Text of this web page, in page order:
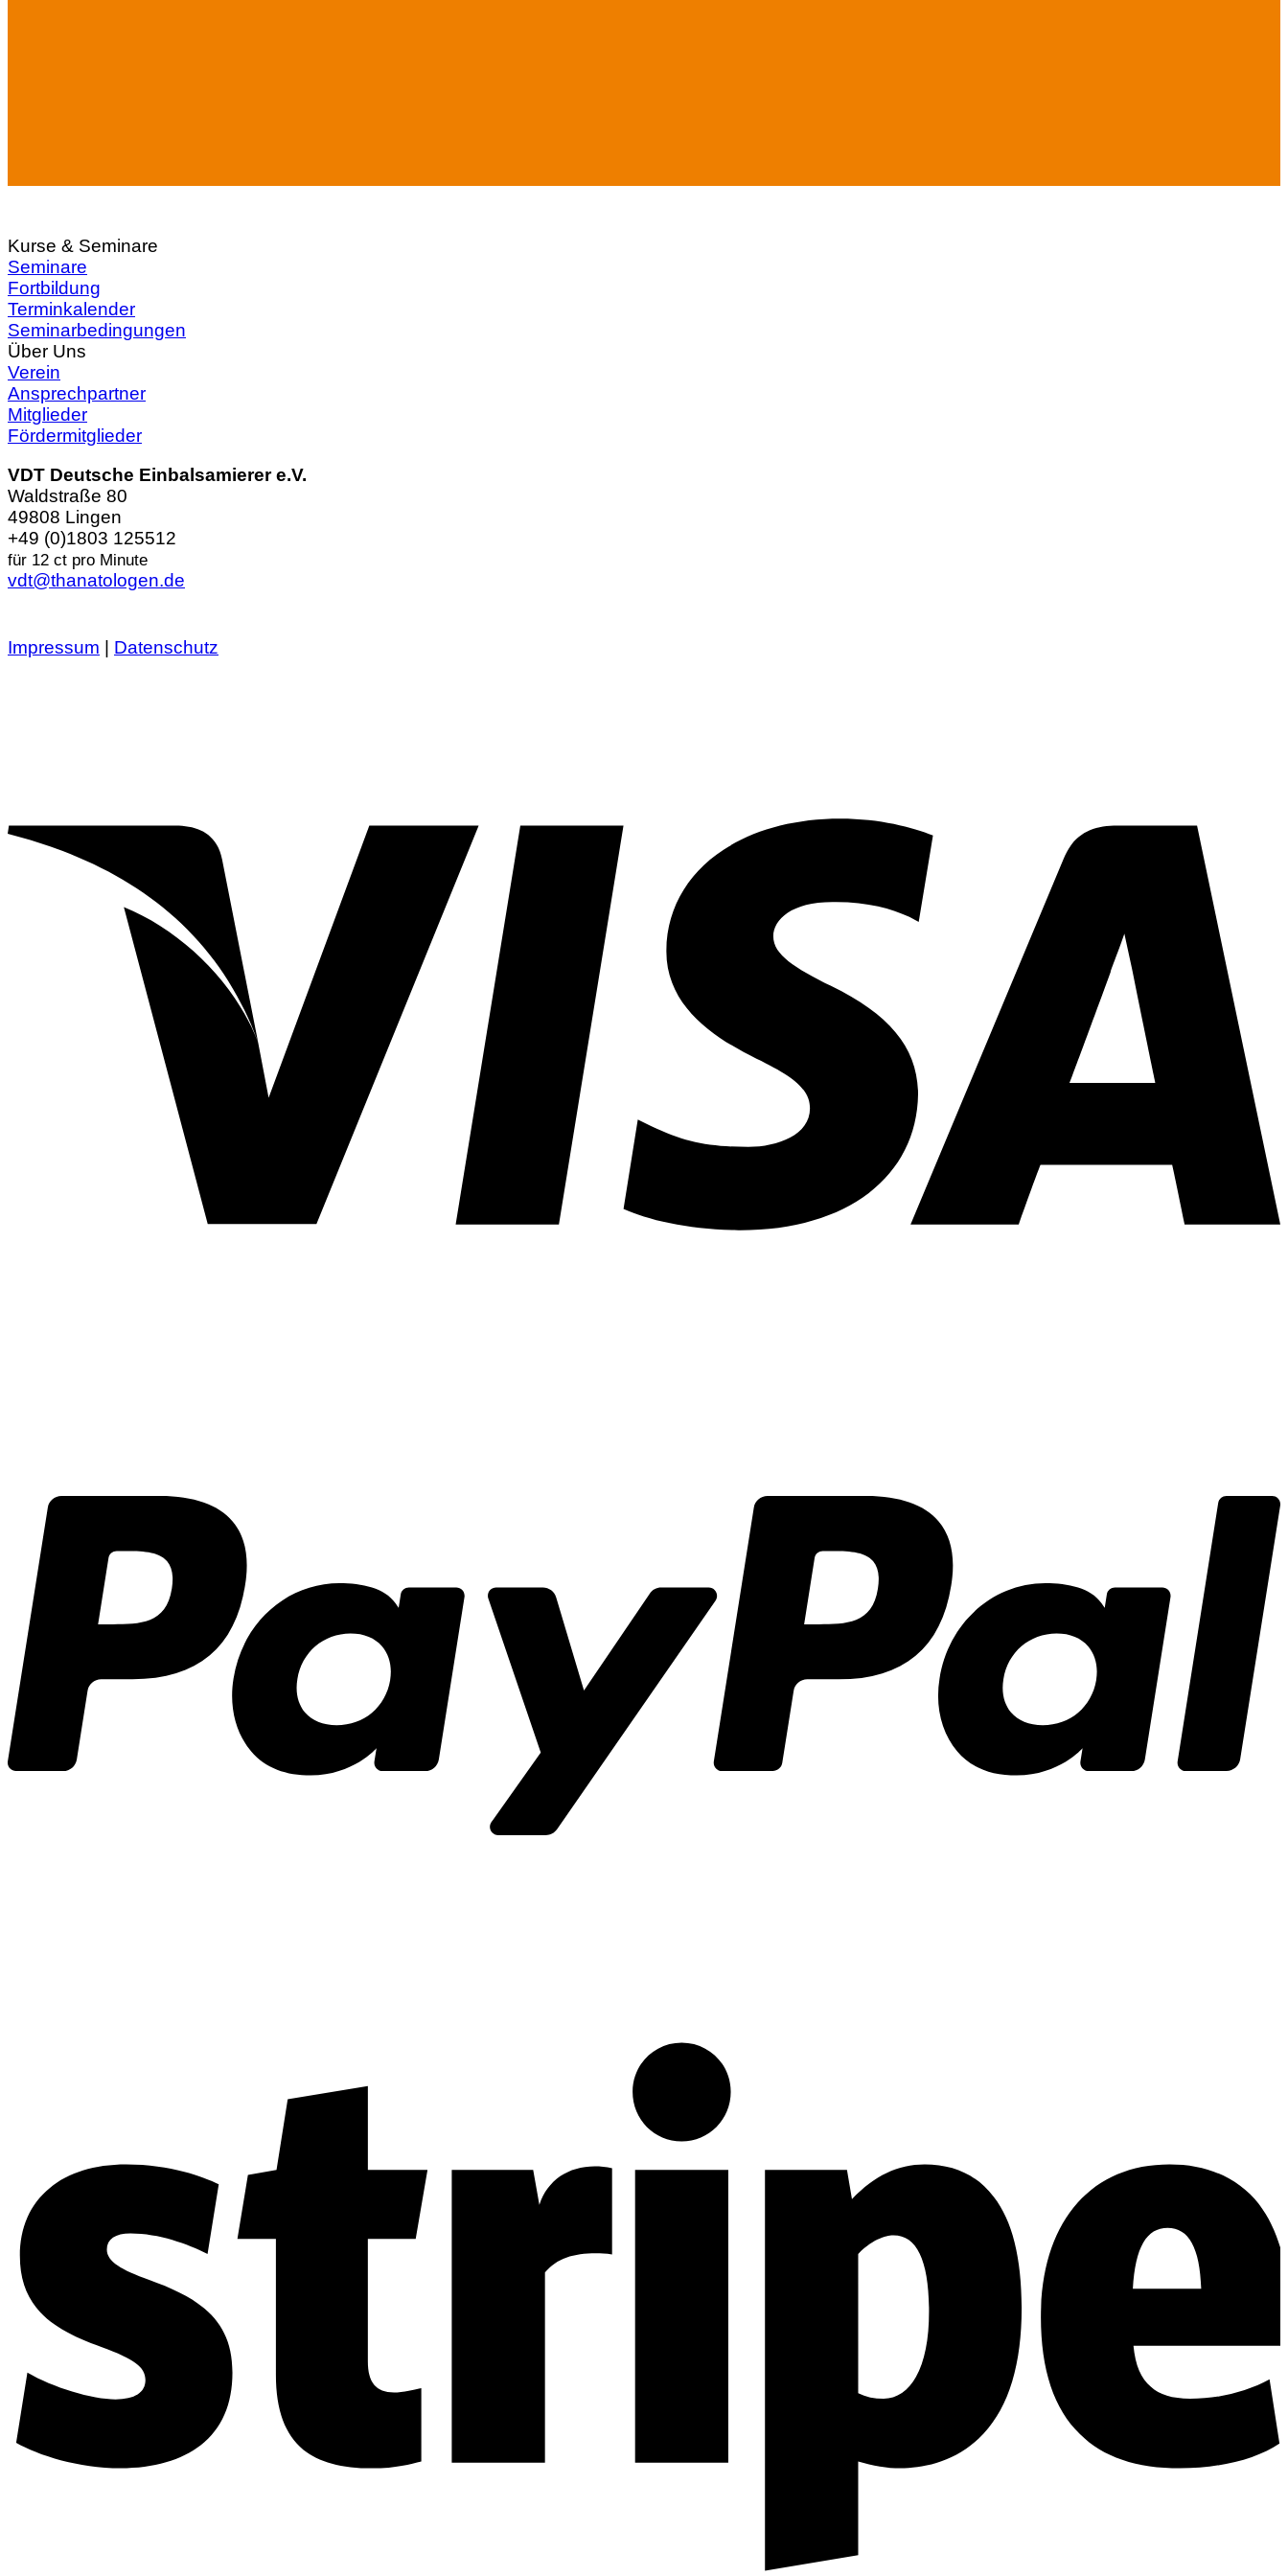
Kurse & Seminare
Seminare
Fortbildung
Terminkalender
Seminarbedingungen
Über Uns
Verein
Ansprechpartner
Mitglieder
Fördermitglieder
VDT Deutsche Einbalsamierer e.V.
Waldstraße 80
49808 Lingen
+49 (0)1803 125512
für 12 ct pro Minute
vdt@thanatologen.de
Impressum Datenschutz